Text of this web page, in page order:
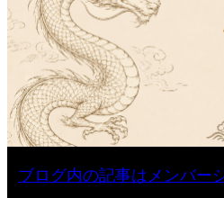
ブログ内の記事はメンバー